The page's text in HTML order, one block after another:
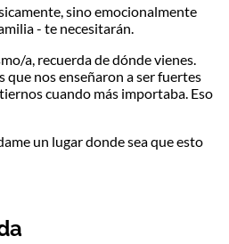
sino emocionalmente
- te necesitarán.
a, recuerda de dónde vienes.
que nos enseñaron a serfuertes
cuando más importaba. Eso
un lugar donde sea que esto